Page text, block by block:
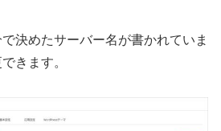
決めたサーバー名が書かれていま
きます。